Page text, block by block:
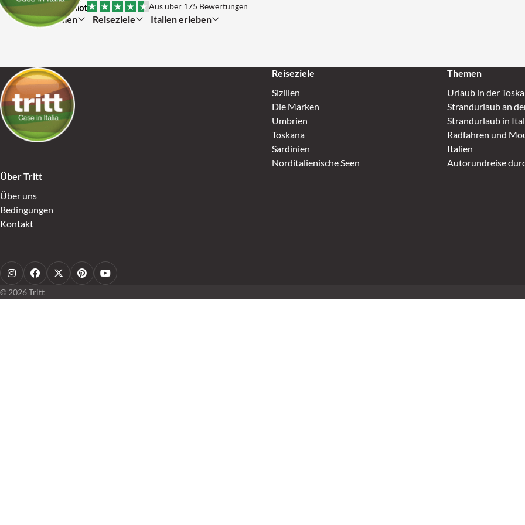
Skip to content
Submenu:
Themen Submenu:
Reiseziele Submenu:
Italien erleben
Aus über 175 Bewertungen
Go to Home
Über Tritt
Über uns
Bedingungen
Kontakt
Reiseziele
Sizilien
Die Marken
Umbrien
Toskana
Sardinien
Norditalienische Seen
Themen
Urlaub in der
Strandurlaub an
Strandurlaub in
Radfahren und
Italien
Autorundreise
InstagramFacebook
X PinterestYouTube
© 2026 Tritt